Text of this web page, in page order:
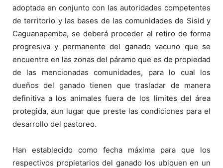
adoptada en conjunto con las autoridades competentes
de territorio y las bases de las comunidades de Sisid y
Caguanapamba, se deberá proceder al retiro de forma
progresiva y permanente del ganado vacuno que se
encuentre en las zonas del páramo que es de propiedad
de las mencionadas comunidades, para lo cual los
dueños del ganado tienen que trasladar de manera
definitiva a los animales fuera de los limites del área
protegida, aun lugar que preste las condiciones para el
desarrollo del pastoreo.
Han establecido como fecha máxima para que los
respectivos propietarios del ganado los ubiquen en un